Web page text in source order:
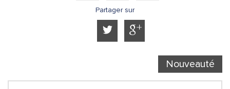
Partager sur
Nouveauté